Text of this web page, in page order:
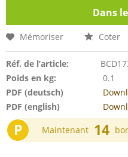
Dans
Mémoriser Coter
Réf. de l’article:
Poids en kg:
0.1
PDF (deutsch)
PDF (english)
P Maintenant 14